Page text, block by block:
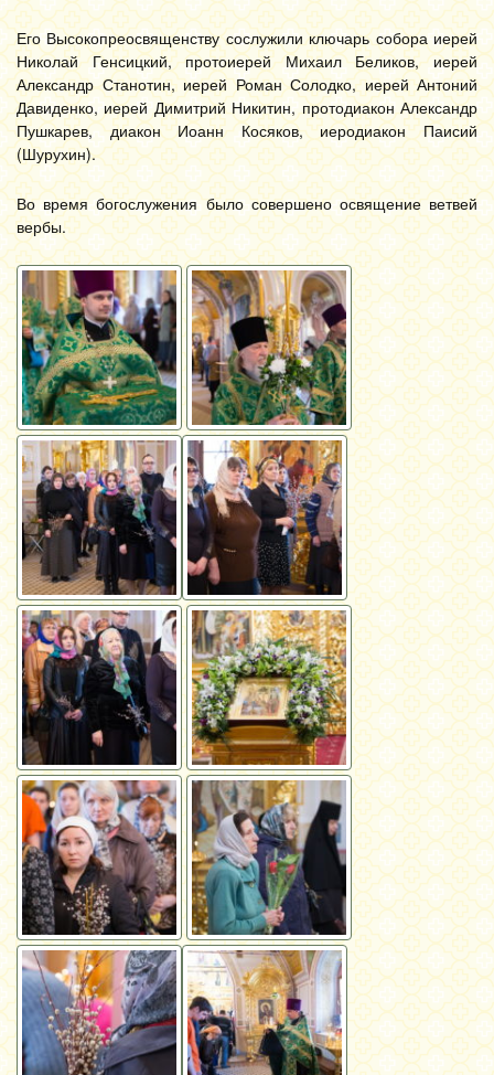
Его Высокопреосвященству сослужили ключарь собора иерей
Николай Генсицкий, протоиерей Михаил Беликов, иерей
Александр Станотин, иерей Роман Солодко, иерей Антоний
Давиденко, иерей Димитрий Никитин, протодиакон Александр
Пушкарев, диакон Иоанн Косяков, иеродиакон Паисий
(Шурухин).
Во время богослужения было совершено освящение ветвей
вербы.